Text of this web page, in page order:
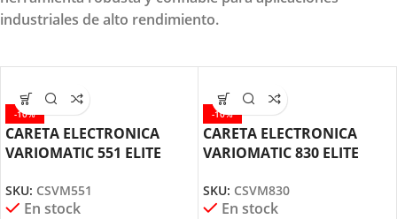
industriales de alto rendimiento.
-10%
CARETA ELECTRONICA
VARIOMATIC 551 ELITE
SKU: CSVM551
En stock
-10%
CARETA ELECTRONICA
VARIOMATIC 830 ELITE
SKU: CSVM830
En stock